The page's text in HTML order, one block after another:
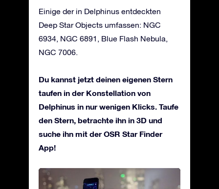
Einige der in Delphinus entdeckten
Deep Star Objects umfassen: NGC
6934, NGC 6891, Blue Flash Nebula,
NGC 7006.
Du kannst jetzt deinen eigenen Stern
taufen in der Konstellation von
Delphinus in nur wenigen Klicks. Taufe
den Stern, betrachte ihn in 3D und
suche ihn mit der OSR Star Finder
App!